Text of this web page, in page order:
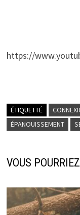
https://
ÉTIQUETTÉ
ÉPANOUISSEMENT
VOUS